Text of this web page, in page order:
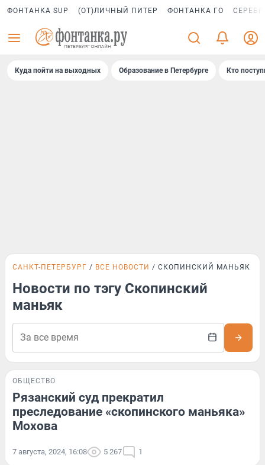
ФОНТАНКА SUP (ОТ)ЛИЧНЫЙ ПИТЕР ФОНТАНКА ГО
Куда пойти на выходных Образование в Петербурге Кто
САНКТ-ПЕТЕРБУРГ ВСЕ НОВОСТИ СКОПИНСКИЙ МАНЬЯК
Новости по тэгу Скопинский
маньяк
ОБЩЕСТВО
Рязанский суд прекратил
преследование «скопинского маньяка»
Мохова
7 августа, 2024, 16:08 5 267 1